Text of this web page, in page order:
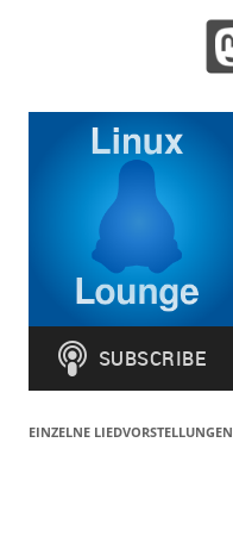
EINZELNE LIEDVORSTELLUNGEN